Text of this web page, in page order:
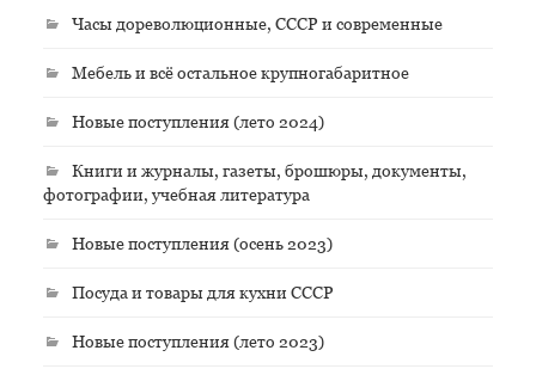
Часы дореволюционные, СССР и современные
Мебель и всё остальное крупногабаритное
Новые поступления (лето 2024)
Книги и журналы, газеты, брошюры, документы,
фотографии, учебная литература
Новые поступления (осень 2023)
Посуда и товары для кухни СССР
Новые поступления (лето 2023)